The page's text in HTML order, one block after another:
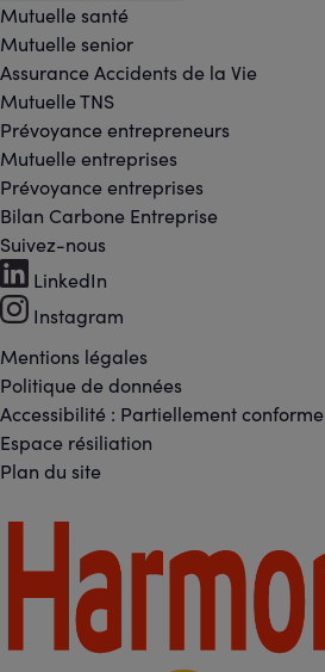
Mutuelle santé
Mutuelle senior
Assurance Accidents de la Vie
Mutuelle TNS
Prévoyance entrepreneurs
Mutuelle entreprises
Prévoyance entreprises
Bilan Carbone Entreprise
Footer
-
Réseaux
sociaux
Suivez-nous
LinkedIn
Instagram
Footer
-
Liens
légaux
Mentions légales
Politique de données
Accessibilité : Partiellement conforme
Espace résiliation
Plan du site
Footer
Partenaires